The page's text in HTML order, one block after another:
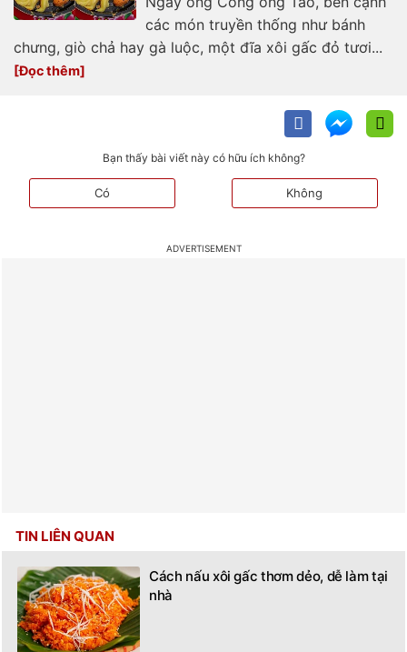
các món truyền thống như bánh
chưng, giò chả hay gà luộc, một đĩa xôi gấc đỏ tươi...
Bạn thấy bài viết này có hữu ích không?
Có Không
TIN LIÊN QUAN
Cách nấu xôi gấc thơm dẻo, dễ làm tại
nhà